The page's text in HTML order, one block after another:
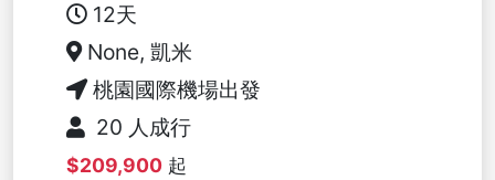
12天
None, 凱米
桃園國際機場出發
20 人成行
$209,900 起